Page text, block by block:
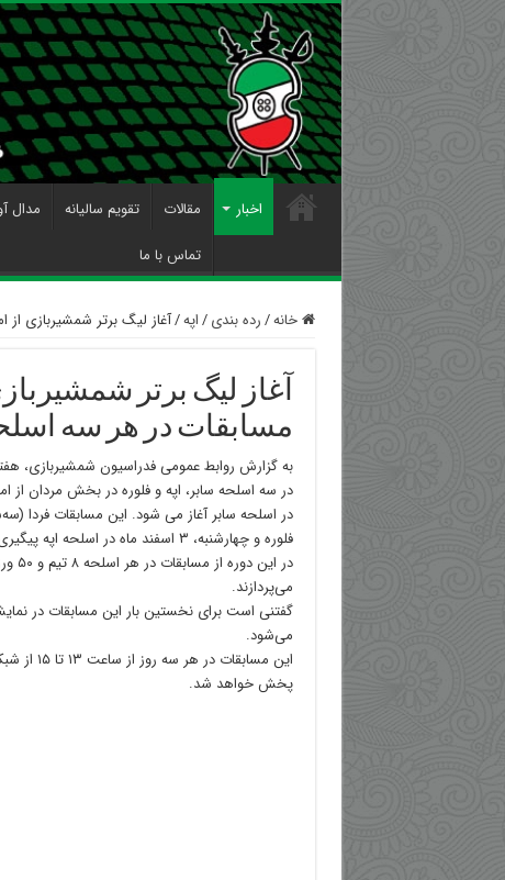
اخبار مقالات تقویم سالیانه مدال
تماس با ما
خانه/رده بندی /اپه/آغاز لیگ برتر شمشیربازی
آغاز لیگ برتر
مسابقات در هر سه
به گزارش روابط عمومی فدراسیون شمشیربازی،
در سه اسلحه سابر، اپه و فلوره در بخش مردان از
فلوره و چهارشنبه، ۳ اسفند ماه در اسلحه اپه پیگیری می‌شود.
در
می‌پردازند.
گفتنی است برای نخستین بار این مسابقات در
می‌شود.
این
پخش خواهد شد.